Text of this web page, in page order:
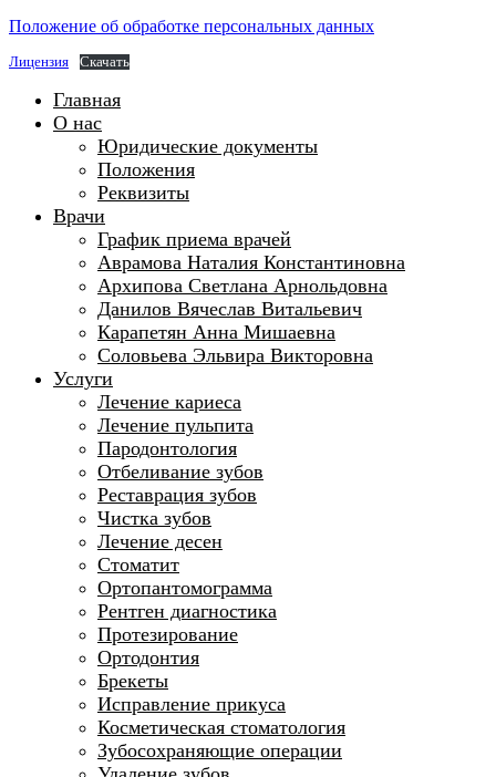
Положение об обработке персональных данных
Лицензия Скачать
Главная
О нас
Юридические документы
Положения
Реквизиты
Врачи
График приема врачей
Аврамова Наталия Константиновна
Архипова Светлана Арнольдовна
Данилов Вячеслав Витальевич
Карапетян Анна Мишаевна
Соловьева Эльвира Викторовна
Услуги
Лечение кариеса
Лечение пульпита
Пародонтология
Отбеливание зубов
Реставрация зубов
Чистка зубов
Лечение десен
Стоматит
Ортопантомограмма
Рентген диагностика
Протезирование
Ортодонтия
Брекеты
Исправление прикуса
Косметическая стоматология
Зубосохраняющие операции